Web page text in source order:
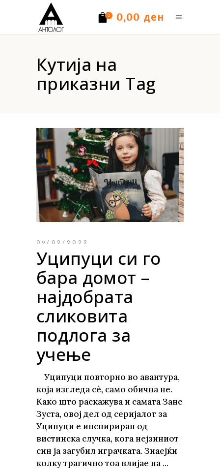
0 0,00 ден
Кутија на
приказни Tag
09/02/2022
Уципуци си го
бара домот –
најдобрата
сликовита
подлога за
учење
Уципуци повторно во авантура,
која изгледа сѐ, само обична не.
Како што раскажува и самата Зане
Зуста, овој дел од серијалот за
Уципуци е инспириран од
вистинска случка, кога нејзиниот
син ја загубил играчката. Знаејќи
колку трагично тоа влијае на